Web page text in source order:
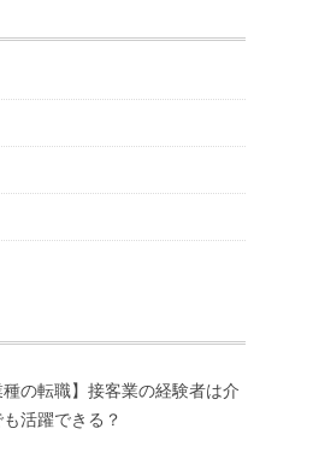
種の転職】接客業の経験者は介
活躍できる？